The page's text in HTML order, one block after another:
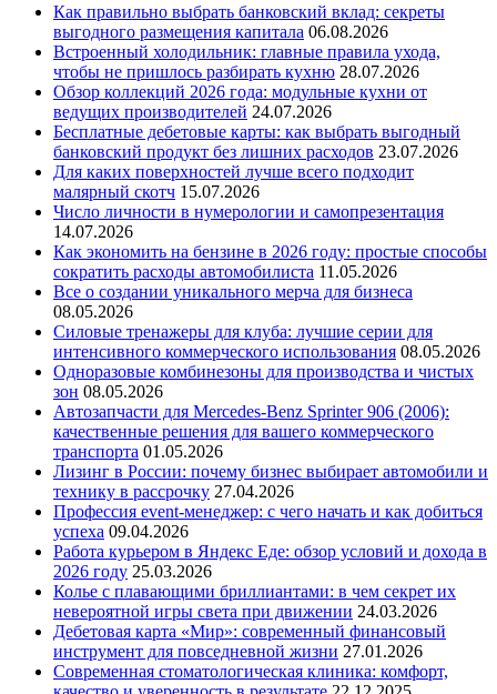
Как правильно выбрать банковский вклад: секреты
выгодного размещения капитала 06.08.2026
Встроенный холодильник: главные правила ухода,
чтобы не пришлось разбирать кухню 28.07.2026
Обзор коллекций 2026 года: модульные кухни от
ведущих производителей 24.07.2026
Бесплатные дебетовые карты: как выбрать выгодный
банковский продукт без лишних расходов 23.07.2026
Для каких поверхностей лучше всего подходит
малярный скотч 15.07.2026
Число личности в нумерологии и самопрезентация
14.07.2026
Как экономить на бензине в 2026 году: простые способы
сократить расходы автомобилиста 11.05.2026
Все о создании уникального мерча для бизнеса
08.05.2026
Силовые тренажеры для клуба: лучшие серии для
интенсивного коммерческого использования 08.05.2026
Одноразовые комбинезоны для производства и чистых
зон 08.05.2026
Автозапчасти для Mercedes-Benz Sprinter 906 (2006):
качественные решения для вашего коммерческого
транспорта 01.05.2026
Лизинг в России: почему бизнес выбирает автомобили и
технику в рассрочку 27.04.2026
Профессия event-менеджер: с чего начать и как добиться
успеха 09.04.2026
Работа курьером в Яндекс Еде: обзор условий и дохода в
2026 году 25.03.2026
Колье с плавающими бриллиантами: в чем секрет их
невероятной игры света при движении 24.03.2026
Дебетовая карта «Мир»: современный финансовый
инструмент для повседневной жизни 27.01.2026
Современная стоматологическая клиника: комфорт,